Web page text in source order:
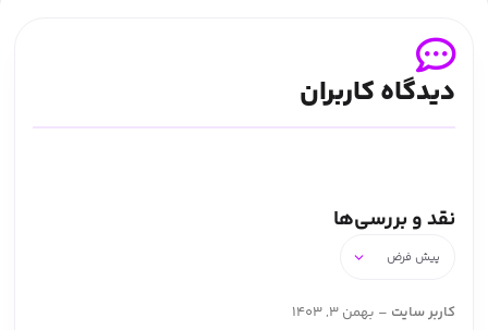
دیدگاه کاربران
نقد و بررسی‌ها
کاربر سایت – بهمن 3, 1403